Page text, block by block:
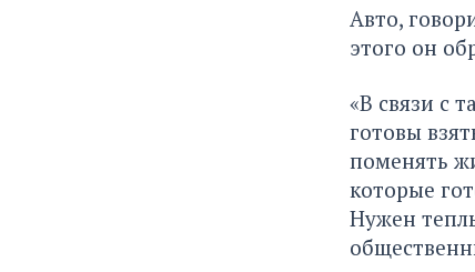
Авто,
этого он
«В связи с
готовы
поменять
которые
Нужен